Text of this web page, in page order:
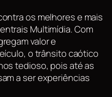
os melhores e mais
Multimídia. Com
valor e
o trânsito caótico
tedioso, pois até as
a ser experiências